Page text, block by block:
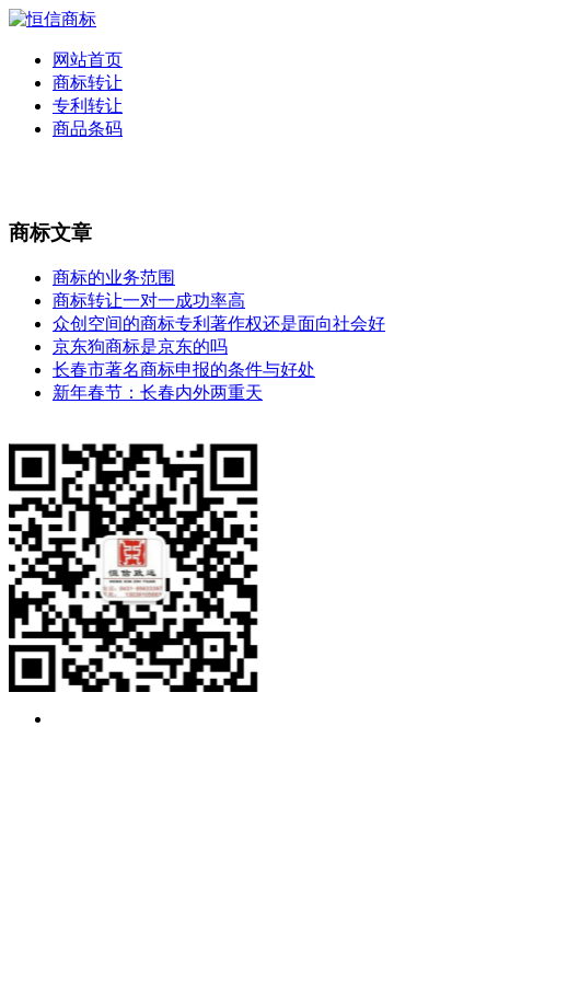
网站首页
商标转让
专利转让
商品条码
商标文章
商标的业务范围
商标转让一对一成功率高
众创空间的商标专利著作权还是面向社会好
京东狗商标是京东的吗
长春市著名商标申报的条件与好处
新年春节：长春内外两重天